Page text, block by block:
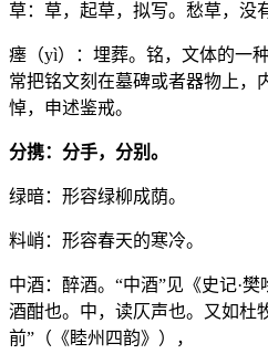
草：草，起草，拟写。愁草，没
瘗（yì）：埋葬。铭，文体的一
常把铭文刻在墓碑或者器物上，
悼，申述鉴戒。
分携：分手，分别。
绿暗：形容绿柳成荫。
料峭：形容春天的寒冷。
中酒：醉酒。“中酒”见《史记·
酒酣也。中，读仄声也。又如杜
前”（《睦州四韵》），